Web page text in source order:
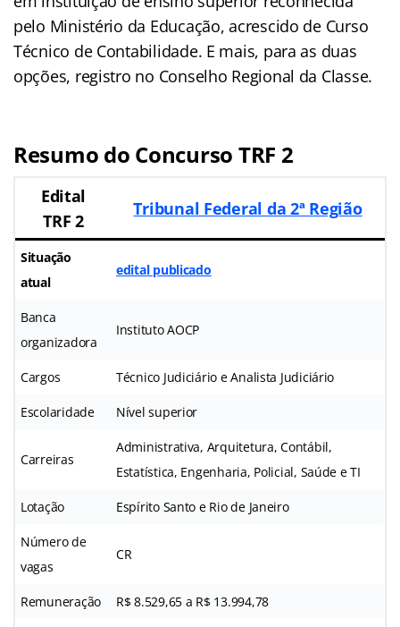
pelo Ministério da Educação, acrescido de Curso
Técnico de Contabilidade. E mais, para as duas
opções, registro no Conselho Regional da Classe.
Resumo do Concurso TRF 2
Edital
TRF 2
Tribunal Federal da 2ª Região
Situação
atual
edital publicado
Banca
organizadora
Instituto AOCP
Cargos Técnico Judiciário e Analista Judiciário
Escolaridade Nível superior
Carreiras
Administrativa, Arquitetura, Contábil,
Estatística, Engenharia, Policial, Saúde e TI
Lotação Espírito Santo e Rio de Janeiro
Número de
vagas
CR
Remuneração R$ 8.529,65 a R$ 13.994,78